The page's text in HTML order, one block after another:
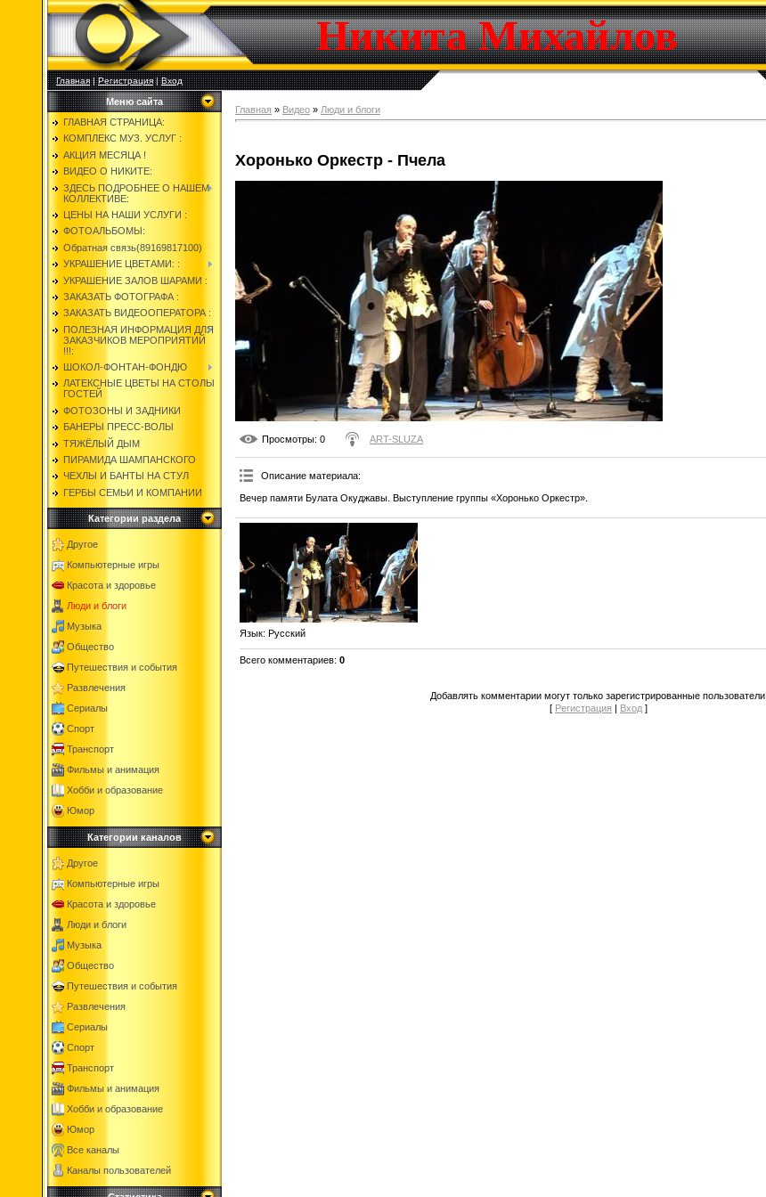
Никита Михайлов
Главная|Регистрация|Вход
Меню сайта
ГЛАВНАЯ СТРАНИЦА:
КОМПЛЕКС МУЗ. УСЛУГ :
АКЦИЯ МЕСЯЦА !
ВИДЕО О НИКИТЕ:
ЗДЕСЬ ПОДРОБНЕЕ О НАШЕМ
КОЛЛЕКТИВЕ:
ЦЕНЫ НА НАШИ УСЛУГИ :
ФОТОАЛЬБОМЫ:
Обратная связь(89169817100)
УКРАШЕНИЕ ЦВЕТАМИ: :
УКРАШЕНИЕ ЗАЛОВ ШАРАМИ :
ЗАКАЗАТЬ ФОТОГРАФА :
ЗАКАЗАТЬ ВИДЕООПЕРАТОРА :
ПОЛЕЗНАЯ ИНФОРМАЦИЯ ДЛЯ
ЗАКАЗЧИКОВ МЕРОПРИЯТИЙ
!!!:
ШОКОЛ-ФОНТАН-ФОНДЮ
ЛАТЕКСНЫЕ ЦВЕТЫ НА СТОЛЫ
ГОСТЕЙ
ФОТОЗОНЫ И ЗАДНИКИ
БАНЕРЫ ПРЕСС-ВОЛЫ
ТЯЖЁЛЫЙ ДЫМ
ПИРАМИДА ШАМПАНСКОГО
ЧЕХЛЫ И БАНТЫ НА СТУЛ
ГЕРБЫ СЕМЬИ И КОМПАНИИ
Категории раздела
Другое
Компьютерные игры
Красота и здоровье
Люди и блоги
Музыка
Общество
Путешествия и события
Развлечения
Сериалы
Спорт
Транспорт
Фильмы и анимация
Хобби и образование
Юмор
Категории каналов
Другое
Компьютерные игры
Красота и здоровье
Люди и блоги
Музыка
Общество
Путешествия и события
Развлечения
Сериалы
Спорт
Транспорт
Фильмы и анимация
Хобби и образование
Юмор
Все каналы
Каналы пользователей
Главная » Видео » Люди и блоги
Хоронько Оркестр - Пчела
Просмотры: 0 ART-SLUZA
Описание материала:
Вечер памяти Булата Окуджавы. Выступление группы «Хоронько Оркестр».
Язык: Русский
Всего комментариев: 0
Добавлять комментарии могут только зарегистрированные пользователи.
[ Регистрация | Вход ]